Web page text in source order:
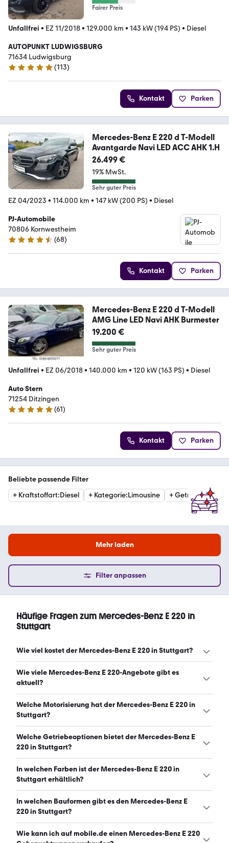
Fairer Preis
Unfallfrei • EZ 11/2018• 129.000 km • 143 kW (194 PS) • Diesel
AUTOPUNKT LUDWIGSBURG
71634 Ludwigsburg
5 Sterne
(113)
Kontakt Parken
Mercedes-Benz E 220 d T-Modell
Avantgarde Navi LED ACC AHK 1.H
26.499 €
19% MwSt.
Sehr guter Preis
EZ 04/2023 • 114.000 km • 147 kW (200 PS) • Diesel
PJ-Automobile
70806 Kornwestheim
4.6 Sterne
(68)
Kontakt Parken
Mercedes-Benz E 220 d T-Modell
AMG Line LED Navi AHK Burmester
19.200 €
Sehr guter Preis
Unfallfrei • EZ 06/2018• 140.000 km • 120 kW (163 PS) • Diesel
Auto Stern
71254 Ditzingen
5 Sterne
(61)
Kontakt Parken
Beliebte passende Filter
+ Kraftstoffart:Diesel + Kategorie:Limousine +Getriebe:
Mehr laden
Filter anpassen
Häufige Fragen zum Mercedes-Benz E 220 in
Stuttgart
Wie viel kostet der Mercedes-Benz E 220 in Stuttgart?
Ein guter Preis für einen Mercedes-Benz E 220 in Stuttgart
liegt zwischen 20.992 € und 45.817 €. (Stand: 6.8.2026)
Wie viele Mercedes-Benz E 220-Angebote gibt es
aktuell?
Es gibt insgesamt 166 Mercedes-Benz E 220 bei
mobile.de, davon 166 Gebraucht- und 0 Neuwagen.
Welche Motorisierung hat der Mercedes-Benz E 220 in
Stuttgart?
Der Mercedes-Benz E 220 in Stuttgart hat Leistungen
zwischen 152 und 200 PS. (Stand: 6.8.2026)
Welche Getriebeoptionen bietet der Mercedes-Benz E
220 in Stuttgart?
Der Mercedes-Benz E 220 in Stuttgart ist mit
automatischem und manuellem Getriebe erhältlich.
In welchen Farben ist der Mercedes-Benz E 220 in
Stuttgart erhältlich?
Den Mercedes-Benz E 220 in Stuttgart gibt es in
folgenden Farben: schwarz, grau, weiß, silber, blau und
In welchen Bauformen gibt es den Mercedes-Benz E
220 in Stuttgart?
Den Mercedes-Benz E 220 in Stuttgart gibt es in
Wie kann ich auf mobile.de einen Mercedes-Benz E 220